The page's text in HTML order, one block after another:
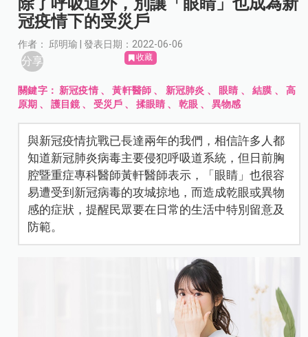
冠疫情下的受災戶
作者： 邱明瑜 | 發表日期：2022-06-06
分享 收藏
關鍵字： 新冠疫情、黃軒醫師 、 新冠肺炎 、 眼睛 、 結膜 、 高
原期 、護目鏡、受災戶 、揉眼睛 、乾眼 、異物感
與新冠疫情抗戰已長達兩年的我們，相信許多人都
知道新冠肺炎病毒主要侵犯呼吸道系統，但日前胸
腔暨重症專科醫師黃軒醫師表示，「眼睛」也很容
易遭受到新冠病毒的攻城掠地，而造成乾眼或異物
感的症狀，提醒民眾要在日常的生活中特別留意及
防範。